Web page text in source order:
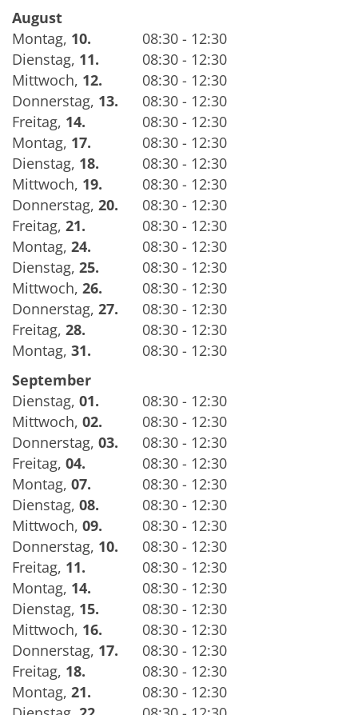
August
Montag, 10.
08:30 - 12:30
Dienstag, 11.
08:30 - 12:30
Mittwoch, 12.
08:30 - 12:30
Donnerstag, 13.
08:30 - 12:30
Freitag, 14.
08:30 - 12:30
Montag, 17.
08:30 - 12:30
Dienstag, 18.
08:30 - 12:30
Mittwoch, 19.
08:30 - 12:30
Donnerstag, 20.
08:30 - 12:30
Freitag, 21.
08:30 - 12:30
Montag, 24.
08:30 - 12:30
Dienstag, 25.
08:30 - 12:30
Mittwoch, 26.
08:30 - 12:30
Donnerstag, 27.
08:30 - 12:30
Freitag, 28.
08:30 - 12:30
Montag, 31.
08:30 - 12:30
September
Dienstag, 01.
08:30 - 12:30
Mittwoch, 02.
08:30 - 12:30
Donnerstag, 03.
08:30 - 12:30
Freitag, 04.
08:30 - 12:30
Montag, 07.
08:30 - 12:30
Dienstag, 08.
08:30 - 12:30
Mittwoch, 09.
08:30 - 12:30
Donnerstag, 10.
08:30 - 12:30
Freitag, 11.
08:30 - 12:30
Montag, 14.
08:30 - 12:30
Dienstag, 15.
08:30 - 12:30
Mittwoch, 16.
08:30 - 12:30
Donnerstag, 17.
08:30 - 12:30
Freitag, 18.
08:30 - 12:30
Montag, 21.
08:30 - 12:30